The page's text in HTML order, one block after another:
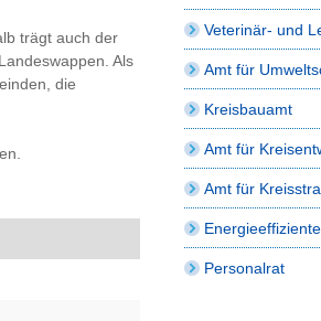
trägt auch der
Als
die
Veterinär- und
Amt für
Kreisbauamt
Amt für
Amt für
Personalrat